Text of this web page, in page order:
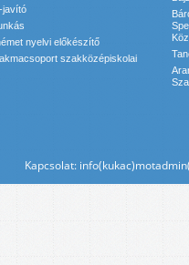
javító
nyelvi előkészítő
szakközépiskolai